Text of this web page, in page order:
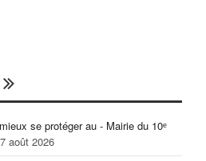
se protéger au - Mairie du 10ᵉ
7 août 2026